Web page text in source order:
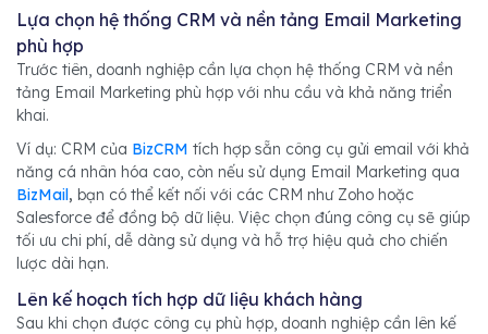
Lựa chọn hệ thống CRM và nền tảng Email Marketing
phù hợp
Trước tiên, doanh nghiệp cần lựa chọn hệ thống CRM và nền
tảng Email Marketing phù hợp với nhu cầu và khả năng triển
khai.
Ví dụ: CRM của BizCRM tích hợp sẵn công cụ gửi email với khả
năng cá nhân hóa cao, còn nếu sử dụng Email Marketing qua
BizMail, bạn có thể kết nối với các CRM như Zoho hoặc
Salesforce để đồng bộ dữ liệu. Việc chọn đúng công cụ sẽ giúp
tối ưu chi phí, dễ dàng sử dụng và hỗ trợ hiệu quả cho chiến
lược dài hạn.
Lên kế hoạch tích hợp dữ liệu khách hàng
Sau khi chọn được công cụ phù hợp, doanh nghiệp cần lên kế